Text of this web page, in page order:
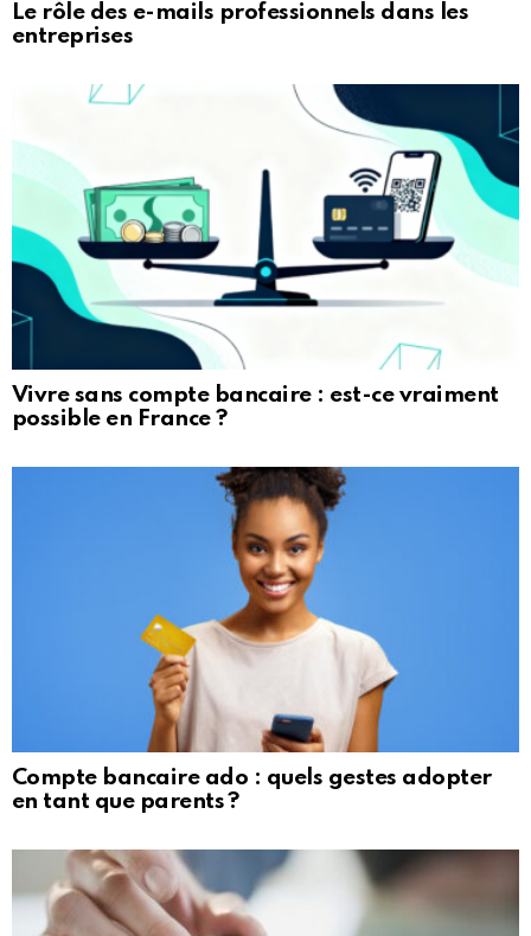
Le rôle des e-mails professionnels dans les
entreprises
Vivre sans compte bancaire : est-ce vraiment
possible en France ?
Compte bancaire ado : quels gestes adopter
en tant que parents ?